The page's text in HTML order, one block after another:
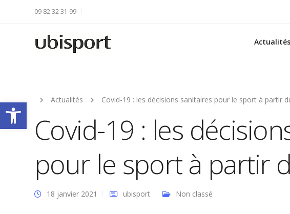
Ouvrir la barre d’outils
09 82 32 31 99
Actualités
Actualités Covid-19 : les décisions sanitaires pour le sport à partir
Covid-19 : les
pour le sport à partir
18 janvier 2021 ubisport Non classé